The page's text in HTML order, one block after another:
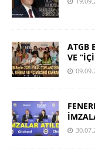
ATGB
VE